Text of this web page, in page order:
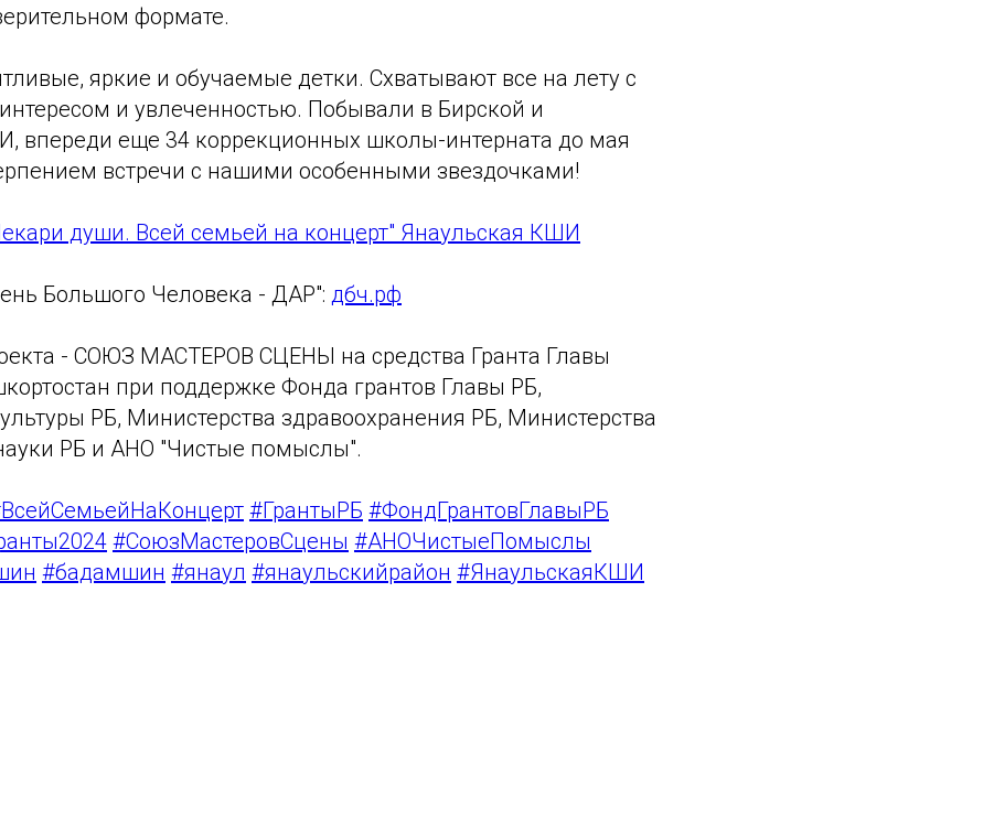
формате.
яркие и обучаемые детки. Схватывают все на лету с
и увлеченностью. Побывали в Бирской и
впереди еще 34 коррекционных школы-интерната до мая
встречи с нашими особенными звездочками!
души. Всей семьей на концерт" Янаульская КШИ
Большого Человека - ДАР": дбч.рф
- СОЮЗ МАСТЕРОВ СЦЕНЫ на средства Гранта Главы
при поддержке Фонда грантов Главы РБ,
РБ, Министерства здравоохранения РБ, Министерства
РБ и АНО "Чистые помыслы".
#ГрантыРБ #ФондГрантовГлавыРБ
#СоюзМастеровСцены #АНОЧистыеПомыслы
#бадамшин #янаул #янаульскийрайон #ЯнаульскаяКШИ